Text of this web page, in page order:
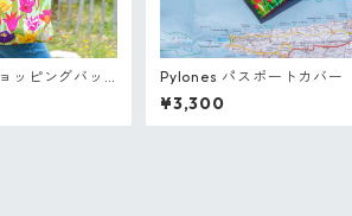
ッピングバッ
Pylones パスポートカバー
¥3,300